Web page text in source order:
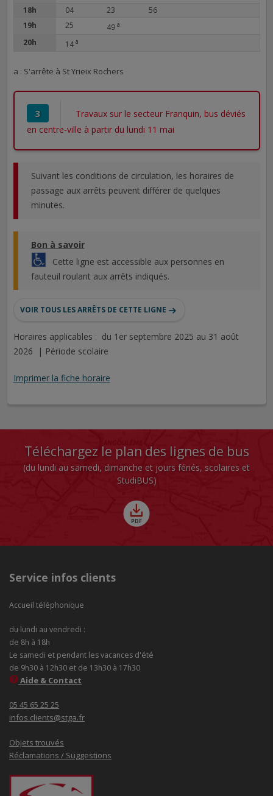
18h
04 23
56
19h
25 49 a
20h 14 a
a : S'arrête à St Yrieix Rochers
3
Travaux sur le secteur Franquin, bus déviés
en centre-ville à partir du lundi 11 mai
Suivant les conditions de circulation, les horaires de
passage aux arrêts peuvent différer de quelques
minutes.
Bon à savoir
Cette ligne est accessible aux personnes en
fauteuil roulant aux arrêts indiqués.
VOIR TOUS LES ARRÊTS DE CETTE LIGNE
Horaires applicables : du 1er septembre 2025 au 31 août
2026 | Période scolaire
Imprimer la fiche horaire
Téléchargez le plan des lignes de bus
(du lundi au samedi, dimanche et jours fériés, scolaires et
StudiBUS)
Service infos clients
Accueil téléphonique
du lundi au vendredi :
de 8h à 18h
Le samedi et pendant les vacances d'été
de 9h30 à 12h30 et de 13h30 à 17h30
Aide & Contact
05 45 65 25 25
infos.clients@stga.fr
Objets trouvés
Réclamations / Suggestions